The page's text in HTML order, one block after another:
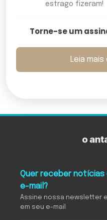
estrago fizeram!
Torne-se um
Leia
Quer receber notícias
e-mail?
Assine nossa newsletter
em seu e-mail